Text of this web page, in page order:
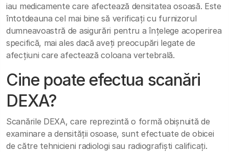
iau medicamente care afectează densitatea osoasă. Este
întotdeauna cel mai bine să verificați cu furnizorul
dumneavoastră de asigurări pentru a înțelege acoperirea
specifică, mai ales dacă aveți preocupări legate de
afecțiuni care afectează coloana vertebrală.
Cine poate efectua scanări
DEXA?
Scanările DEXA, care reprezintă o formă obișnuită de
examinare a densității osoase, sunt efectuate de obicei
de către tehnicieni radiologi sau radiografiști calificați.